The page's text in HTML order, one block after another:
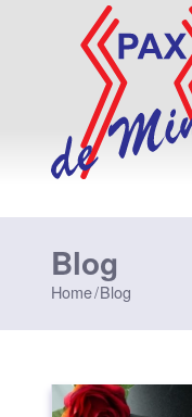
Blog
Home Blog